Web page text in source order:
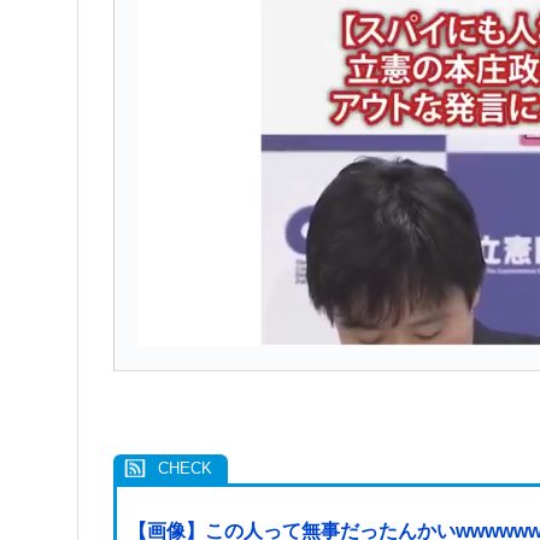
【画像】この人って無事だったんかい